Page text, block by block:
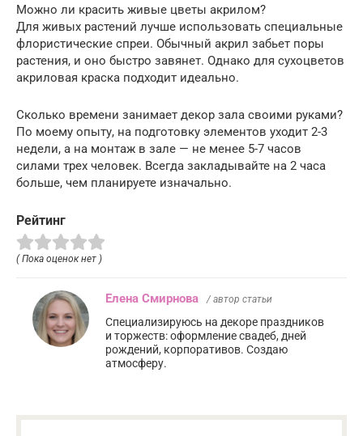
Можно ли красить живые цветы акрилом?
Для живых растений лучше использовать специальные
флористические спреи. Обычный акрил забьет поры
растения, и оно быстро завянет. Однако для сухоцветов
акриловая краска подходит идеально.
Сколько времени занимает декор зала своими руками?
По моему опыту, на подготовку элементов уходит 2-3
недели, а на монтаж в зале — не менее 5-7 часов
силами трех человек. Всегда закладывайте на 2 часа
больше, чем планируете изначально.
Рейтинг
( Пока оценок нет )
Елена Смирнова / автор статьи
Специализируюсь на декоре праздников
и торжеств: оформление свадеб, дней
рождений, корпоративов. Создаю
атмосферу.